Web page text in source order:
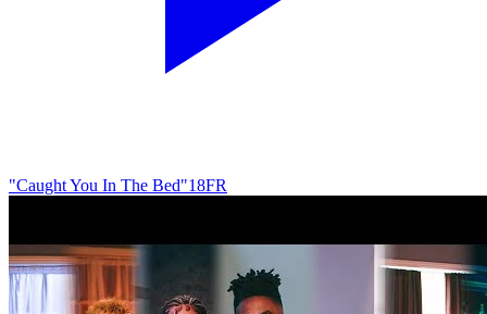
"Caught You In The Bed"18FR